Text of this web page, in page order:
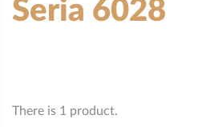
Seria 6028
There is 1 product.